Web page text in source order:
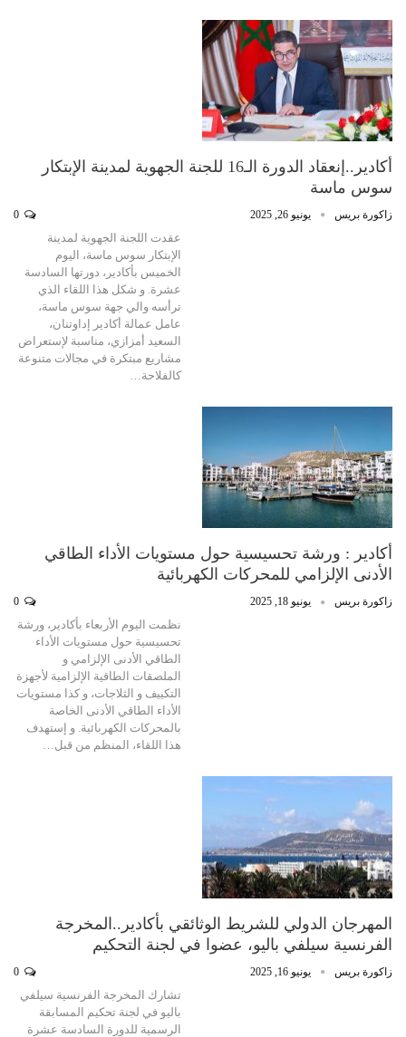
أكادير..إنعقاد الدورة الـ16 للجنة الجهوية لمدينة الإبتكار
سوس ماسة
زاكورة بريس يونيو 26, 2025
عقدت اللجنة الجهوية لمدينة
الإبتكار سوس ماسة، اليوم
الخميس بأكادير، دورتها السادسة
عشرة. و شكل هذا اللقاء الذي
ترأسه والي جهة سوس ماسة،
عامل عمالة أكادير إداوتنان،
السعيد أمزازي، مناسبة لإستعراض
مشاريع مبتكرة في مجالات متنوعة
كالفلاحة…
أكادير : ورشة تحسيسية حول مستويات الأداء الطاقي
الأدنى الإلزامي للمحركات الكهربائية
زاكورة بريس يونيو 18, 2025
نظمت اليوم الأربعاء بأكادير، ورشة
تحسيسية حول مستويات الأداء
الطاقي الأدنى الإلزامي و
الملصقات الطاقية الإلزامية لأجهزة
التكييف و الثلاجات، و كذا مستويات
الأداء الطاقي الأدنى الخاصة
بالمحركات الكهربائية. و إستهدف
هذا اللقاء، المنظم من قبل…
المهرجان الدولي للشريط الوثائقي بأكادير..المخرجة
الفرنسية سيلفي باليو، عضوا في لجنة التحكيم
زاكورة بريس يونيو 16, 2025
تشارك المخرجة الفرنسية سيلفي
باليو في لجنة تحكيم المسابقة
الرسمية للدورة السادسة عشرة